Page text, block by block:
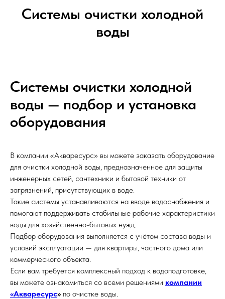
Системы очистки холодной
воды
Системы очистки холодной
воды — подбор и установка
оборудования
В компании «Акваресурс» вы можете заказать оборудование
для очистки холодной воды, предназначенное для защиты
инженерных сетей, сантехники и бытовой техники от
загрязнений, присутствующих в воде.
Такие системы устанавливаются на вводе водоснабжения и
помогают поддерживать стабильные рабочие характеристики
воды для хозяйственно-бытовых нужд.
Подбор оборудования выполняется с учётом состава воды и
условий эксплуатации — для квартиры, частного дома или
коммерческого объекта.
Если вам требуется комплексный подход к водоподготовке,
вы можете ознакомиться со всеми решениями компании
«Акваресурс» по очистке воды.